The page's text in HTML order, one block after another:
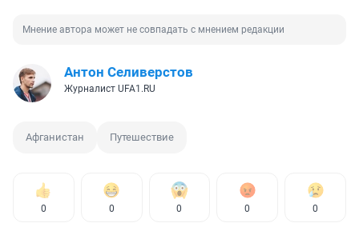
Мнение автора может не совпадать с мнением редакции
Антон Селиверстов
Журналист UFA1.RU
Афганистан Путешествие
0 0 0 0 0